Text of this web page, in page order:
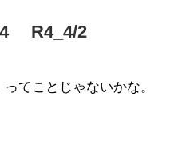
R4_4/2
てことじゃないかな。